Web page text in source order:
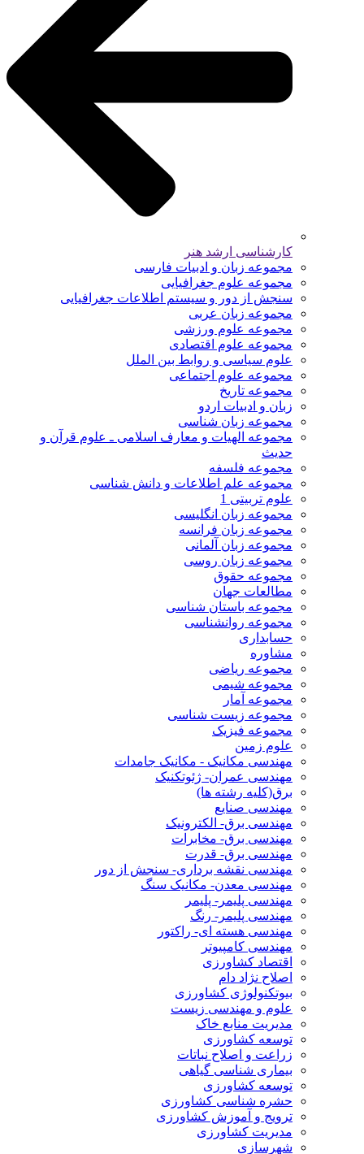
کارشناسی ارشد هنر
مجموعه زبان و ادبیات فارسی
مجموعه علوم جغرافیایی
سنجش از دور و سیستم اطلاعات جغرافیایی
مجموعه زبان عربی
مجموعه علوم ورزشی
مجموعه علوم اقتصادی
علوم سیاسی و روابط بین الملل
مجموعه علوم اجتماعی
مجموعه تاریخ
زبان و ادبیات اردو
مجموعه زبان شناسی
مجموعه الهیات و معارف اسلامی ـ علوم قرآن و
حدیث
مجموعه فلسفه
مجموعه علم اطلاعات و دانش شناسی
علوم تربیتی 1
مجموعه زبان انگلیسی
مجموعه زبان فرانسه
مجموعه زبان آلمانی
مجموعه زبان روسی
مجموعه حقوق
مطالعات جهان
مجموعه باستان شناسی
مجموعه روانشناسی
حسابداری
مشاوره
مجموعه ریاضی
مجموعه شیمی
مجموعه آمار
مجموعه زیست شناسی
مجموعه فیزیک
علوم زمین
مهندسی مکانیک - مکانیک جامدات
مهندسی عمران- ژئوتکنیک
برق(کلیه رشته ها)
مهندسی صنایع
مهندسی برق- الکترونیک
مهندسی برق- مخابرات
مهندسی برق- قدرت
مهندسی نقشه برداری- سنجش از دور
مهندسی معدن- مکانیک سنگ
مهندسی پلیمر- پلیمر
مهندسی پلیمر- رنگ
مهندسی هسته ای- راکتور
مهندسی کامپیوتر
اقتصاد کشاورزی
اصلاح نژاد دام
بیوتکنولوژی کشاورزی
علوم و مهندسی زیست
مدیریت منابع خاک
توسعه کشاورزی
زراعت و اصلاح نباتات
بیماری شناسی گیاهی
توسعه کشاورزی
حشره شناسی کشاورزی
ترویج و آموزش کشاورزی
مدیریت کشاورزی
شهرسازی